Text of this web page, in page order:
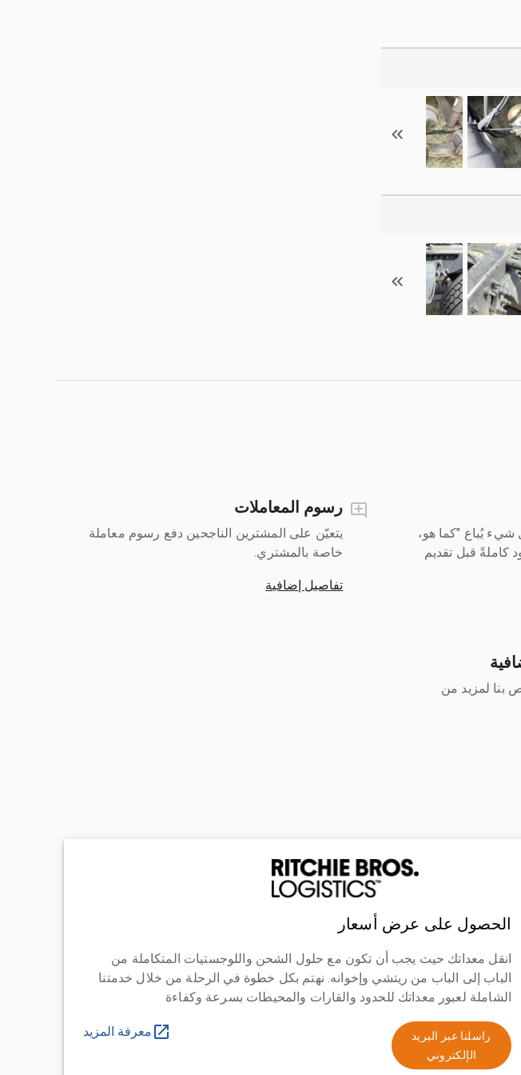
يُباع "كما هو،
كاملةً قبل تقديم
رسوم المعاملات
يتعيّن على المشترين الناجحين دفع رسوم معاملة
خاصة بالمشتري.
تفاصيل إضافية
بنا لمزيد من
الحصول على عرض أسعار
انقل معداتك حيث يجب أن تكون مع حلول الشحن واللوجستيات المتكاملة من
الباب إلى الباب من ريتشي وإخوانه. نهتم بكل خطوة في الرحلة من خلال خدمتنا
الشاملة لعبور معداتك للحدود والقارات والمحيطات بسرعة وكفاءة
راسلنا عبر البريد
الإلكتروني
معرفة المزيد